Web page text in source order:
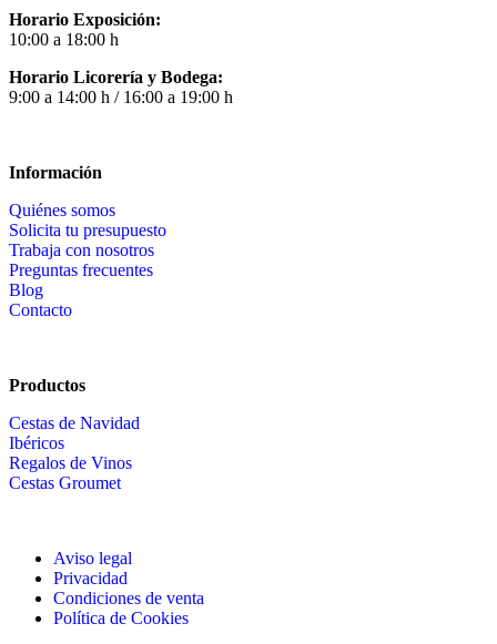
Horario Exposición:
10:00 a 18:00 h
Horario Licorería y Bodega:
9:00 a 14:00 h / 16:00 a 19:00 h
Información
Quiénes somos
Solicita tu presupuesto
Trabaja con nosotros
Preguntas frecuentes
Blog
Contacto
Productos
Cestas de Navidad
Ibéricos
Regalos de Vinos
Cestas Groumet
Aviso legal
Privacidad
Condiciones de venta
Política de Cookies